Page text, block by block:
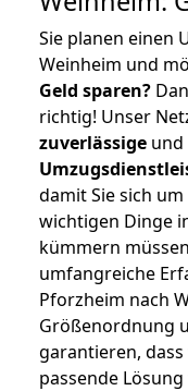
Sie planen einen
Weinheim und
Geld sparen?
richtig! Unser
zuverlässige und
damit Sie sich
wichtigen Dinge
kümmern
umfangreiche
Pforzheim nach
Größenordnung
garantieren,
passende